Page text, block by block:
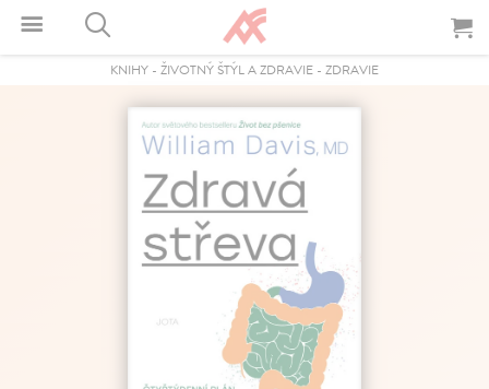
KNIHY - ŽIVOTNÝ ŠTÝL A ZDRAVIE - ZDRAVIE